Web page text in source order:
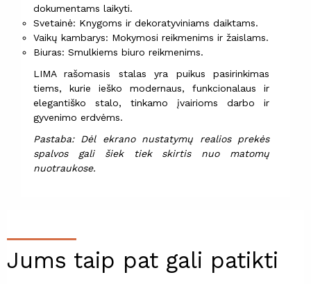
dokumentams laikyti.
Svetainė: Knygoms ir dekoratyviniams daiktams.
Vaikų kambarys: Mokymosi reikmenims ir žaislams.
Biuras: Smulkiems biuro reikmenims.
LIMA rašomasis stalas yra puikus pasirinkimas
tiems, kurie ieško modernaus, funkcionalaus ir
elegantiško stalo, tinkamo įvairioms darbo ir
gyvenimo erdvėms.
Pastaba: Dėl ekrano nustatymų realios prekės
spalvos gali šiek tiek skirtis nuo matomų
nuotraukose.
Jums taip pat gali patikti